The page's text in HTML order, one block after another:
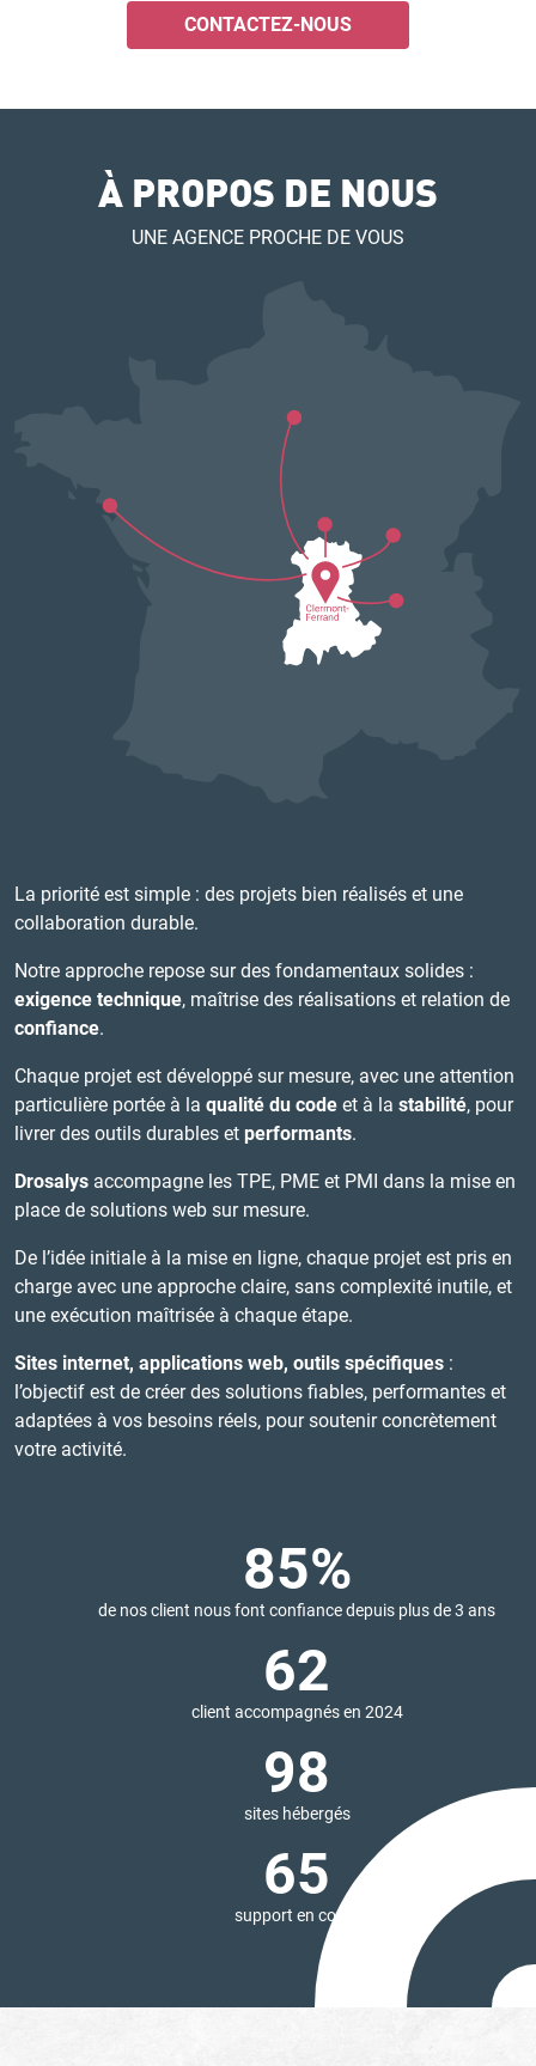
CONTACTEZ-NOUS
À PROPOS DE NOUS
UNE AGENCE PROCHE DE VOUS
La priorité est simple : des projets bien réalisés et une
collaboration durable.
Notre approche repose sur des fondamentaux solides :
exigence technique, maîtrise des réalisations et relation de
confiance.
Chaque projet est développé sur mesure, avec une attention
particulière portée à la qualité du code et à la stabilité, pour
livrer des outils durables et performants.
Drosalys accompagne les TPE, PME et PMI dans la mise en
place de solutions web sur mesure.
De l’idée initiale à la mise en ligne, chaque projet est pris en
charge avec une approche claire, sans complexité inutile, et
une exécution maîtrisée à chaque étape.
Sites internet, applications web, outils spécifiques :
l’objectif est de créer des solutions fiables, performantes et
adaptées à vos besoins réels, pour soutenir concrètement
votre activité.
85%
de nos client nous font confiance depuis plus de 3 ans
62
client accompagnés en 2024
98
sites hébergés
65
support en cours